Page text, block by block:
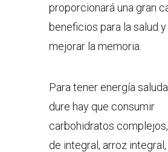
proporcionará una gran
beneficios para la salud y
mejorar la memoria.
Para tener energía
dure hay que consumir
carbohidratos
de integral, arroz integral,